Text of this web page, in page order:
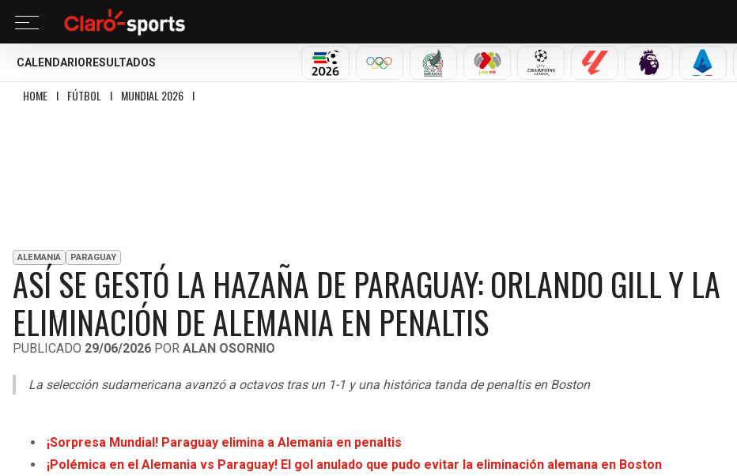
CALENDARIO RESULTADOS
MUNDIAL 2026OLÍMPICOSSELECCIÓN MEXICANA
LIGA MX CHAMPIONS LEAGUE
LALIGA PREMIER LEAGUE
SERIE A
HOME I FÚTBOL I MUNDIAL 2026 I
ALEMANIA PARAGUAY
ASÍ SE GESTÓ LA HAZAÑA DE PARAGUAY: ORLANDO GILL Y LA
ELIMINACIÓN DE ALEMANIA EN PENALTIS
PUBLICADO 29/06/2026 POR ALAN OSORNIO
La selección sudamericana avanzó a octavos tras un 1-1 y una histórica tanda de penaltis en Boston
¡Sorpresa Mundial! Paraguay elimina a Alemania en penaltis
¡Polémica en el Alemania vs Paraguay! El gol anulado que pudo evitar la eliminación alemana en Boston